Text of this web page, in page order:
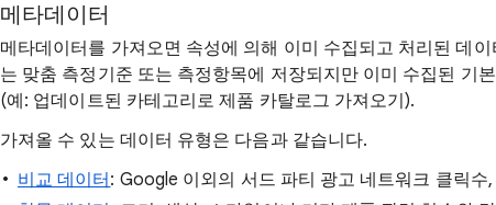
메타데이터
메타데이터를 가져오면 속성에 의해 이미 수집되고 처리된 데
는 맞춤 측정기준 또는 측정항목에 저장되지만 이미 수집된 기
(예: 업데이트된 카테고리로 제품 카탈로그 가져오기).
가져올 수 있는 데이터 유형은 다음과 같습니다.
비교 데이터 : Google 이외의 서드 파티 광고 네트워크 클릭수